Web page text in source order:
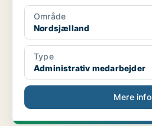
Område
Nordsjælland
Type
Administrativ medarbejder
Mere info